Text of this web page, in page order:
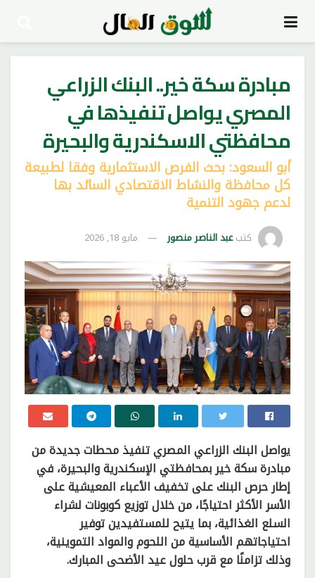
مبادرة سكة خير.. البنك الزراعي
المصري يواصل تنفيذها في
محافظتي الاسكندرية والبحيرة
أبو السعود: بحث الفرص الاستثمارية وفقا لطبيعة
كل محافظة والنشاط الاقتصادي السائد بها
لدعم جهود التنمية
كتبعبد الناصر منصور مايو 18, 2026
يواصل البنك الزراعي المصري تنفيذ محطات جديدة من
مبادرة سكة خير بمحافظتي الإسكندرية والبحيرة، في
إطار حرص البنك على تخفيف الأعباء المعيشية على
الأسر الأكثر احتياجًا، من خلال توزيع كوبونات لشراء
السلع الغذائية، بما يتيح للمستفيدين توفير
احتياجاتهم الأساسية من اللحوم والمواد التموينية،
وذلك تزامنًا مع قرب حلول عيد الأضحى المبارك.